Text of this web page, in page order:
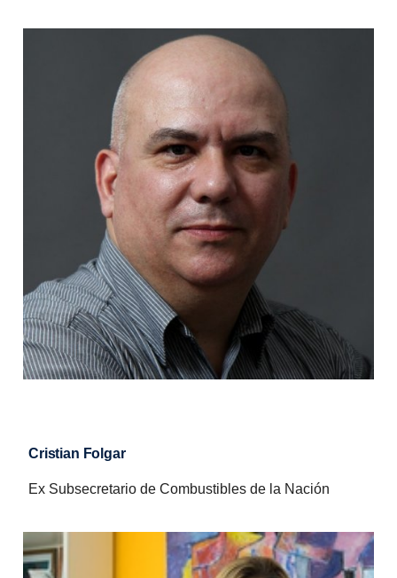
Cristian Folgar
Ex Subsecretario de Combustibles de la Nación